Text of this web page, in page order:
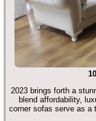
2023 brings forth a
blend affordability,
corner sofas serve as a